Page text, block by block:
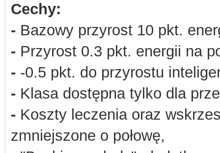
Cechy:
- Bazowy przyrost 10 pkt.
- Przyrost 0.3 pkt. energii na
- -0.5 pkt. do przyrostu
- Klasa dostępna tylko dla
- Koszty leczenia oraz
zmniejszone o połowę,